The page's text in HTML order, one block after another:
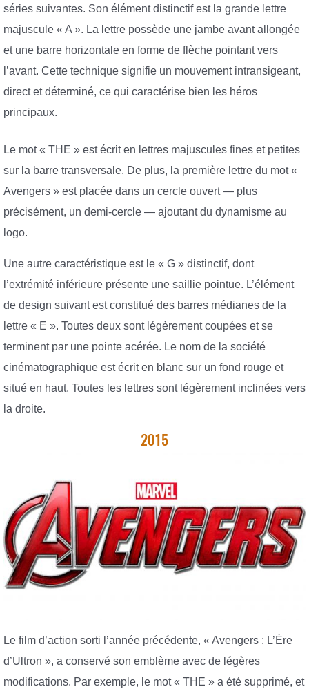
séries suivantes. Son élément distinctif est la grande lettre
majuscule « A ». La lettre possède une jambe avant allongée
et une barre horizontale en forme de flèche pointant vers
l’avant. Cette technique signifie un mouvement intransigeant,
direct et déterminé, ce qui caractérise bien les héros
principaux.
Le mot « THE » est écrit en lettres majuscules fines et petites
sur la barre transversale. De plus, la première lettre du mot «
Avengers » est placée dans un cercle ouvert — plus
précisément, un demi-cercle — ajoutant du dynamisme au
logo.
Une autre caractéristique est le « G » distinctif, dont
l’extrémité inférieure présente une saillie pointue. L’élément
de design suivant est constitué des barres médianes de la
lettre « E ». Toutes deux sont légèrement coupées et se
terminent par une pointe acérée. Le nom de la société
cinématographique est écrit en blanc sur un fond rouge et
situé en haut. Toutes les lettres sont légèrement inclinées vers
la droite.
2015
Le film d’action sorti l’année précédente, « Avengers : L’Ère
d’Ultron », a conservé son emblème avec de légères
modifications. Par exemple, le mot « THE » a été supprimé, et